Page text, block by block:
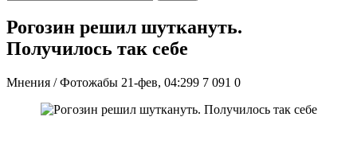
Рогозин решил шуткануть.
Получилось так себе
Мнения / Фотожабы 21-фев, 04:299 7 091 0